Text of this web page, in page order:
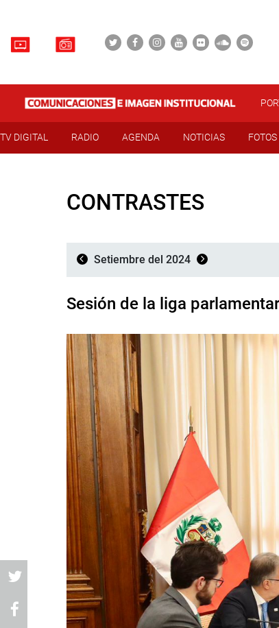
TV DIGITAL RADIO AGENDA NOTICIAS
CONTRASTES
Setiembre del 2024
Sesión de la liga